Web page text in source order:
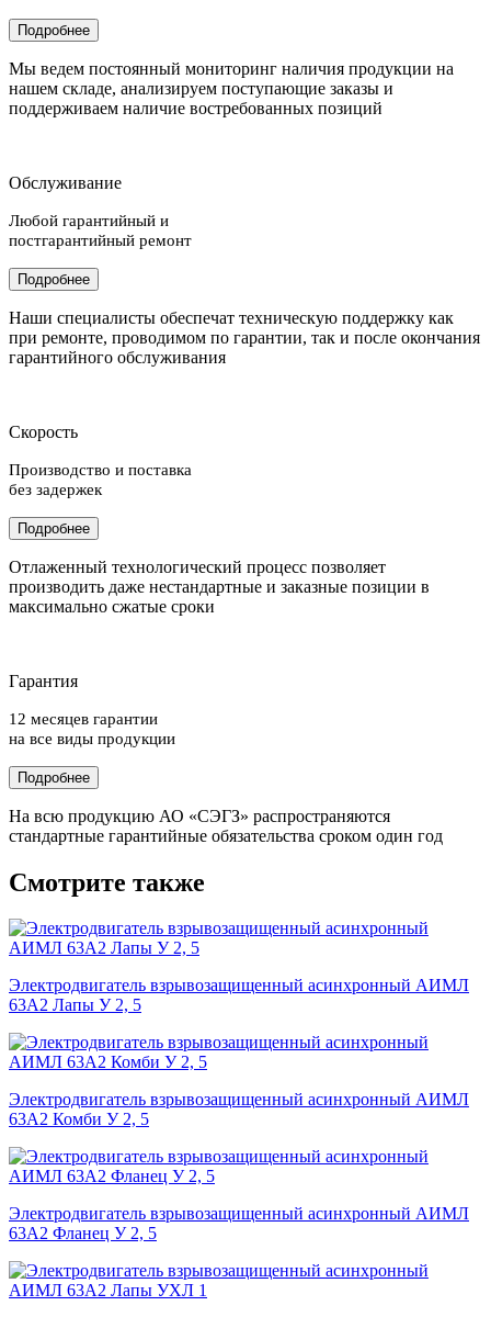
Подробнее
Мы ведем постоянный мониторинг наличия продукции на
нашем складе, анализируем поступающие заказы и
поддерживаем наличие востребованных позиций
Обслуживание
Любой гарантийный и
постгарантийный ремонт
Подробнее
Наши специалисты обеспечат техническую поддержку как
при ремонте, проводимом по гарантии, так и после окончания
гарантийного обслуживания
Скорость
Производство и поставка
без задержек
Подробнее
Отлаженный технологический процесс позволяет
производить даже нестандартные и заказные позиции в
максимально сжатые сроки
Гарантия
12 месяцев гарантии
на все виды продукции
Подробнее
На всю продукцию АО «СЭГЗ» распространяются
стандартные гарантийные обязательства сроком один год
Смотрите также
Электродвигатель взрывозащищенный асинхронный АИМЛ
63А2 Лапы У 2, 5
Электродвигатель взрывозащищенный асинхронный АИМЛ
63А2 Комби У 2, 5
Электродвигатель взрывозащищенный асинхронный АИМЛ
63А2 Фланец У 2, 5